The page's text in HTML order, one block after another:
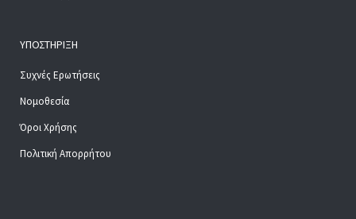
ΥΠΟΣΤΉΡΙΞΗ
Συχνές Ερωτήσεις
Νομοθεσία
Όροι Χρήσης
Πολιτική Απορρήτου